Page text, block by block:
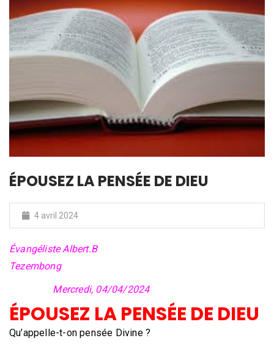
ÉPOUSEZ LA PENSÉE DE DIEU
4 avril 2024
Évangéliste Albert.B
Tezembong
Mercredi, 04/04/2024
ÉPOUSEZ LA PENSÉE DE DIEU
Qu’appelle-t-on pensée Divine ?